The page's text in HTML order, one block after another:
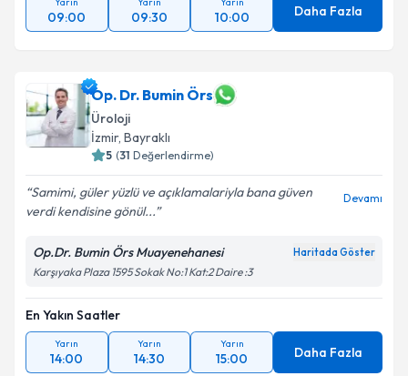
09:00 09:30 10:00 Daha Fazla
Op. Dr. Bumin Örs
Üroloji
İzmir, Bayraklı
5 (31 Değerlendirme)
Samimi, güler yüzlü ve açıklamalariyla bana güven
verdi kendisine gönül...
Devamı
Op.Dr. Bumin Örs Muayenehanesi Haritada Göster
Karşıyaka Plaza 1595 Sokak No:1 Kat:2 Daire :3
En Yakın Saatler
Yarın
14:00
Yarın
14:30
Yarın
15:00 Daha Fazla